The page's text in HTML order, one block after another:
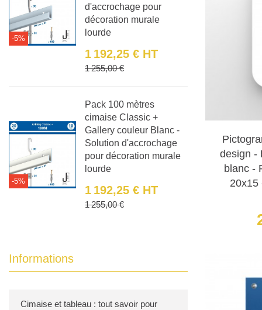
-5%
d'accrochage pour
décoration murale
lourde
Prix
1 192,25 € HT
Prix de base
1 255,00 €
-5%
Pack 100 mètres
cimaise Classic +
Gallery couleur Blanc -
Solution d'accrochage
pour décoration murale
lourde
Prix
1 192,25 € HT
Prix de base
1 255,00 €
Informations
Cimaise et tableau : tout savoir pour
et une
Nos
Nous
Plexiglas:
:
Aluminium
Nos
:
design -
blanc -
20x15